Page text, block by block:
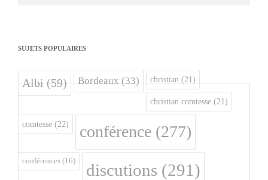
SUJETS POPULAIRES
Albi(59) Bordeaux(33) christian (21)
christian comtesse (21)
comtesse (22) conférence (277)
conférences (16) discutions (291)